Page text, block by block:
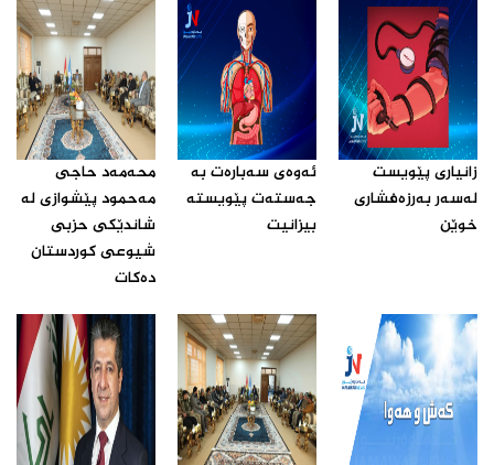
زانیارى پێویست
له‌سه‌ر به‌رزه‌فشارى
خوێن ‌
ئه‌وه‌ى سه‌باره‌ت به‌
جه‌سته‌ت پێویسته‌
بیزانیت‌
محه‌مه‌د حاجى
مه‌حمود پێشوازى له‌
شاندێکى حزبى
شیوعى کوردستان
ده‌کات‌